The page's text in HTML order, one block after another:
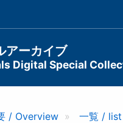
アーカイブ
Digital Special
/ Overview 一覧 / list